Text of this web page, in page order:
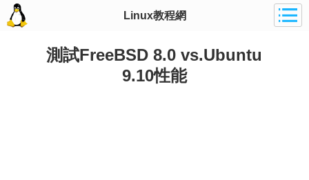
Linux教程網
測試FreeBSD 8.0 vs.Ubuntu
9.10性能